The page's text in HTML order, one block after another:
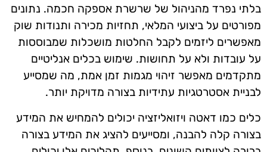
בלתי נפרד מהניהול של שרשרת אספקה חכמה. נתונים
מפורטים על ביצועי המלאי, תחזיות מכירה ותנודות שוק
מאפשרים ליזמים לקבל החלטות מושכלות שמבוססות
על עובדות ולא על תחושות. שימוש בכלים אנליטיים
מתקדמים מאפשר זיהוי מגמות זמן אמת, מה שמסייע
לבניית אסטרטגיות עתידיות בצורה מדויקת יותר.
כלים כמו דאטה ויזואליזציה יכולים להמחיש את המידע
בצורה קלה להבנה, ומסייעים להציג את המידע בצורה